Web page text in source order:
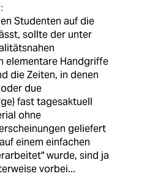
Studenten auf die
sollte der unter
elementare Handgriffe
die Zeiten, in denen
due
fast tagesaktuell
ohne
geliefert
einem einfachen
wurde, sind ja
vorbei...